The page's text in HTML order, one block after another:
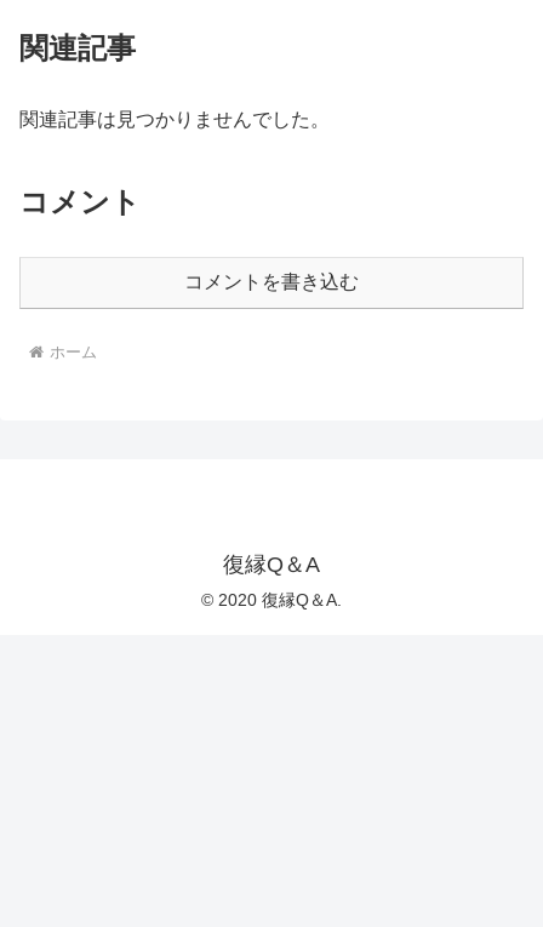
関連記事
関連記事は見つかりませんでした。
コメント
コメントを書き込む
ホーム
復縁Q＆A
© 2020 復縁Q＆A.